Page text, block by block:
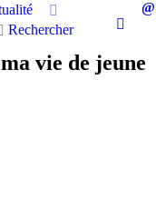
Rechercher
vie de jeune